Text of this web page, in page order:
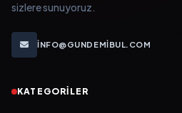
sizlere sunuyoruz.
INFO@GUNDEMIBUL.COM
KATEGORILER